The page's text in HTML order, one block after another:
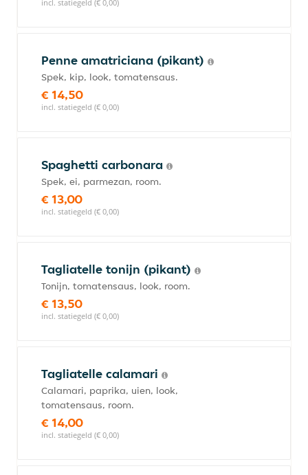
incl. statiegeld (€ 0,00)
Penne amatriciana (pikant)
Spek, kip, look, tomatensaus.
€ 14,50
incl. statiegeld (€ 0,00)
Spaghetti carbonara
Spek, ei, parmezan, room.
€ 13,00
incl. statiegeld (€ 0,00)
Tagliatelle tonijn (pikant)
Tonijn, tomatensaus, look, room.
€ 13,50
incl. statiegeld (€ 0,00)
Tagliatelle calamari
Calamari, paprika, uien, look,
tomatensaus, room.
€ 14,00
incl. statiegeld (€ 0,00)